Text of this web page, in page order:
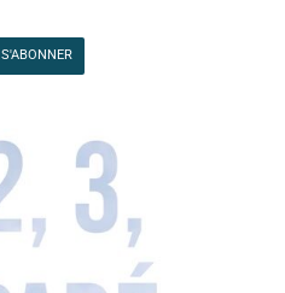
S'ABONNER